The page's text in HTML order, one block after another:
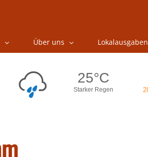
Über uns Lokalausgaben